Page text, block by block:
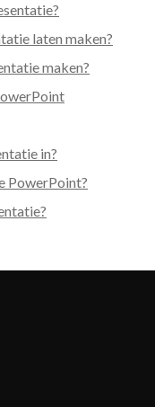
laten maken?
maken?
in?
PowerPoint?